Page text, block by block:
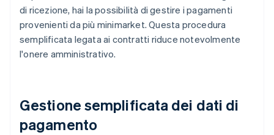
di ricezione, hai la possibilità di gestire i pagamenti
provenienti da più minimarket. Questa procedura
semplificata legata ai contratti riduce notevolmente
l'onere amministrativo.
Gestione semplificata dei dati di
pagamento